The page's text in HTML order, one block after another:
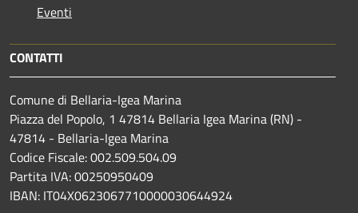
Eventi
CONTATTI
Comune di Bellaria-Igea Marina
Piazza del Popolo, 1 47814 Bellaria Igea Marina (RN) -
47814 - Bellaria-Igea Marina
Codice Fiscale: 002.509.504.09
Partita IVA: 00250950409
IBAN: IT04X0623067710000030644924